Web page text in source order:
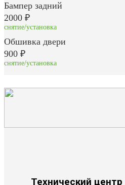
Бампер задний
2000 ₽
снятие/установка
Обшивка двери
900 ₽
снятие/установка
Технический центр